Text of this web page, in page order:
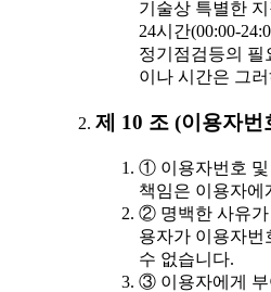
기술상 특별한
24시간(00:00-
정기점검등의 필
이나 시간은 그
제 10 조 (이용자번
① 이용자번호 및
책임은 이용자에
② 명백한 사유가
용자가 이용자번
수 없습니다.
③ 이용자에게 부